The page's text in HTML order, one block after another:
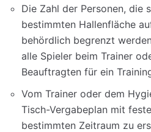
Die Zahl der Personen, die
bestimmten Hallenfläche
behördlich begrenzt
alle Spieler beim Trainer
Beauftragten für ein
Vom Trainer oder dem
Tisch-Vergabeplan mit
bestimmten Zeitraum zu